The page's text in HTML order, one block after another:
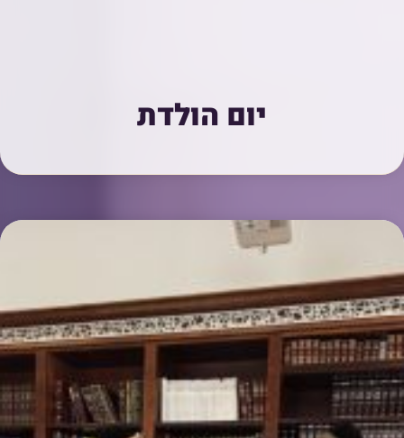
יום הולדת